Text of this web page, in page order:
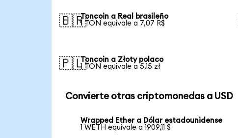
🇧🇷Toncoin a Real brasileño
1 TON equivale a 7,07 R$
🇵🇱Toncoin a Złoty polaco
1 TON equivale a 5,15 zł
Convierte otras criptomonedas a USD
Wrapped Ether a Dólar estadounidense
1 WETH equivale a 1909,11 $